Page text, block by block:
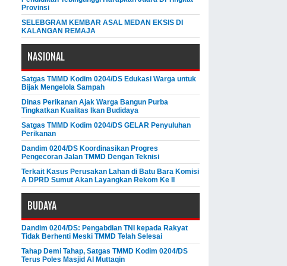
Provinsi
SELEBGRAM KEMBAR ASAL MEDAN EKSIS DI
KALANGAN REMAJA
NASIONAL
Satgas TMMD Kodim 0204/DS Edukasi Warga untuk
Bijak Mengelola Sampah
Dinas Perikanan Ajak Warga Bangun Purba
Tingkatkan Kualitas Ikan Budidaya
Satgas TMMD Kodim 0204/DS GELAR Penyuluhan
Perikanan
Dandim 0204/DS Koordinasikan Progres
Pengecoran Jalan TMMD Dengan Teknisi
Terkait Kasus Perusakan Lahan di Batu Bara Komisi
A DPRD Sumut Akan Layangkan Rekom Ke II
BUDAYA
Dandim 0204/DS: Pengabdian TNI kepada Rakyat
Tidak Berhenti Meski ​TMMD Telah Selesai
Tahap Demi Tahap, Satgas TMMD Kodim 0204/DS
Terus Poles Masjid Al Muttaqin